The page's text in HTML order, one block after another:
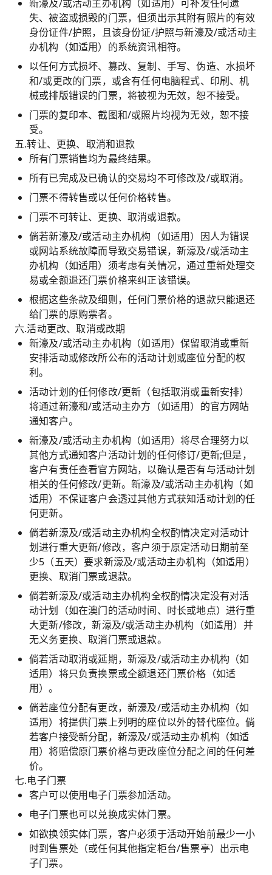
新濠及/或活动主办机构（如适用）可补发任何遗
失、被盗或损毁的门票，但须出示其附有照片的有效
身份证件/护照，且该身份证/护照与新濠及/或活动主
办机构（如适用）的系统资讯相符。
以任何方式损坏、篡改、复制、手写、伪造、水损坏
和/或更改的门票，或含有任何电脑程式、印刷、机
械或排版错误的门票，将被视为无效，恕不接受。
门票的复印本、截图和/或照片均视为无效，恕不接
受。
五.转让、更换、取消和退款
所有门票销售均为最终结果。
所有已完成及已确认的交易均不可修改及/或取消。
门票不得转售或以任何价格转售。
门票不可转让、更换、取消或退款。
倘若新濠及/或活动主办机构（如适用）因人为错误
或网站系统故障而导致交易错误，新濠及/或活动主
办机构（如适用）须考虑有关情况，通过重新处理交
易或全额退还门票价格来纠正该错误。
根据这些条款及细则，任何门票价格的退款只能退还
给门票的原购票者。
六.活动更改、取消或改期
新濠及/或活动主办机构（如适用）保留取消或重新
安排活动或修改所公布的活动计划或座位分配的权
利。
活动计划的任何修改/更新（包括取消或重新安排）
将通过新濠和/或活动主办方（如适用）的官方网站
通知客户。
新濠及/或活动主办机构（如适用）将尽合理努力以
其他方式通知客户活动计划的任何修订/更新;但是，
客户有责任查看官方网站，以确认是否有与活动计划
相关的任何修改/更新。新濠及/或活动主办机构（如
适用）不保证客户会透过其他方式获知活动计划的任
何更新。
倘若新濠及/或活动主办机构全权酌情决定对活动计
划进行重大更新/修改，客户须于原定活动日期前至
少5（五天）要求新濠及/或活动主办机构（如适用）
更换、取消门票或退款。
倘若新濠及/或活动主办机构全权酌情决定没有对活
动计划（如在澳门的活动时间、时长或地点）进行重
大更新/修改，新濠及/或活动主办机构（如适用）并
无义务更换、取消门票或退款。
倘若活动取消或延期，新濠及/或活动主办机构（如
适用）将只负责换票或全额退还门票价格（如适
用）。
倘若座位分配有更改，新濠及/或活动主办机构（如
适用）将提供门票上列明的座位以外的替代座位。倘
若客户接受新分配，新濠及/或活动主办机构（如适
用）将赔偿原门票价格与更改座位分配之间的任何差
价。
七.电子门票
客户可以使用电子门票参加活动。
电子门票也可以兑换成实体门票。
如欲换领实体门票，客户必须于活动开始前最少一小
时到售票处（或任何其他指定柜台/售票亭）出示电
子门票。